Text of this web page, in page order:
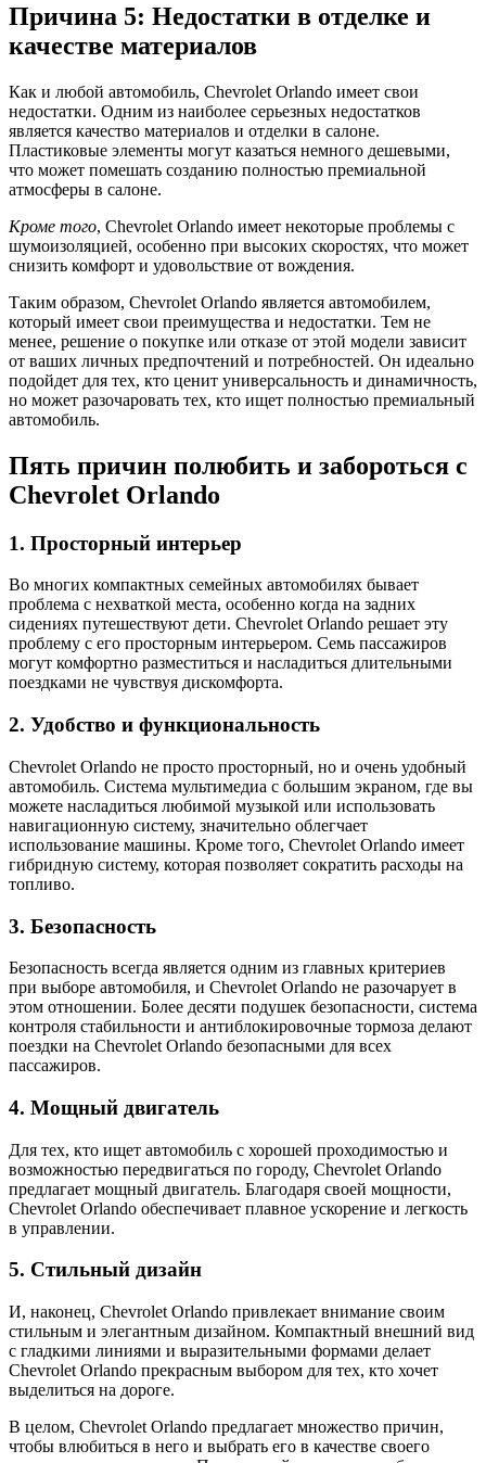
Причина 5: Недостатки в отделке и
качестве материалов
Как и любой автомобиль, Chevrolet Orlando имеет свои
недостатки. Одним из наиболее серьезных недостатков
является качество материалов и отделки в салоне.
Пластиковые элементы могут казаться немного дешевыми,
что может помешать созданию полностью премиальной
атмосферы в салоне.
Кроме того, Chevrolet Orlando имеет некоторые проблемы с
шумоизоляцией, особенно при высоких скоростях, что может
снизить комфорт и удовольствие от вождения.
Таким образом, Chevrolet Orlando является автомобилем,
который имеет свои преимущества и недостатки. Тем не
менее, решение о покупке или отказе от этой модели зависит
от ваших личных предпочтений и потребностей. Он идеально
подойдет для тех, кто ценит универсальность и динамичность,
но может разочаровать тех, кто ищет полностью премиальный
автомобиль.
Пять причин полюбить и забороться с
Chevrolet Orlando
1. Просторный интерьер
Во многих компактных семейных автомобилях бывает
проблема с нехваткой места, особенно когда на задних
сидениях путешествуют дети. Chevrolet Orlando решает эту
проблему с его просторным интерьером. Семь пассажиров
могут комфортно разместиться и насладиться длительными
поездками не чувствуя дискомфорта.
2. Удобство и функциональность
Chevrolet Orlando не просто просторный, но и очень удобный
автомобиль. Система мультимедиа с большим экраном, где вы
можете насладиться любимой музыкой или использовать
навигационную систему, значительно облегчает
использование машины. Кроме того, Chevrolet Orlando имеет
гибридную систему, которая позволяет сократить расходы на
топливо.
3. Безопасность
Безопасность всегда является одним из главных критериев
при выборе автомобиля, и Chevrolet Orlando не разочарует в
этом отношении. Более десяти подушек безопасности, система
контроля стабильности и антиблокировочные тормоза делают
поездки на Chevrolet Orlando безопасными для всех
пассажиров.
4. Мощный двигатель
Для тех, кто ищет автомобиль с хорошей проходимостью и
возможностью передвигаться по городу, Chevrolet Orlando
предлагает мощный двигатель. Благодаря своей мощности,
Chevrolet Orlando обеспечивает плавное ускорение и легкость
в управлении.
5. Стильный дизайн
И, наконец, Chevrolet Orlando привлекает внимание своим
стильным и элегантным дизайном. Компактный внешний вид
с гладкими линиями и выразительными формами делает
Chevrolet Orlando прекрасным выбором для тех, кто хочет
выделиться на дороге.
В целом, Chevrolet Orlando предлагает множество причин,
чтобы влюбиться в него и выбрать его в качестве своего